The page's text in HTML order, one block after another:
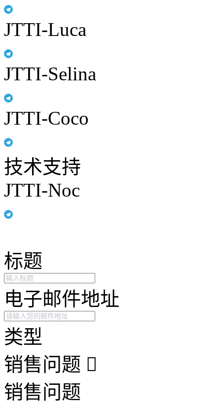
JTTI-Luca
JTTI-Selina
JTTI-Coco
技术支持
JTTI-Noc
标题
电子邮件地址
类型
销售问题
销售问题